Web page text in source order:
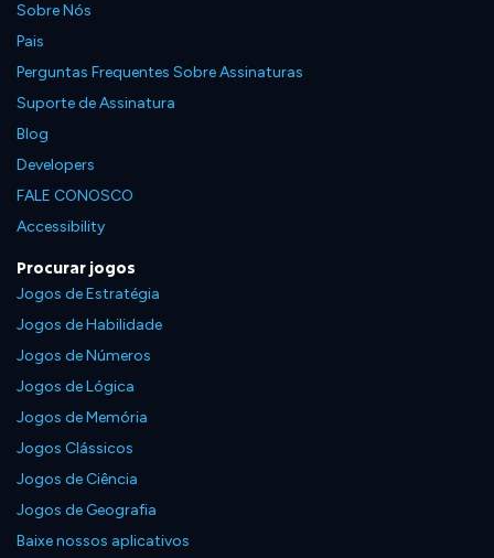
Sobre Nós
Pais
Perguntas Frequentes Sobre Assinaturas
Suporte de Assinatura
Blog
Developers
FALE CONOSCO
Accessibility
Procurar jogos
Jogos de Estratégia
Jogos de Habilidade
Jogos de Números
Jogos de Lógica
Jogos de Memória
Jogos Clássicos
Jogos de Ciência
Jogos de Geografia
Baixe nossos aplicativos